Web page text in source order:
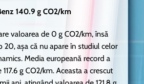
140.9 g CO2/km
valoarea de 0 g CO2/km, însă
20, așa că nu apare în studiul celor
Media europeană record a
g CO2/km. Aceasta a crescut